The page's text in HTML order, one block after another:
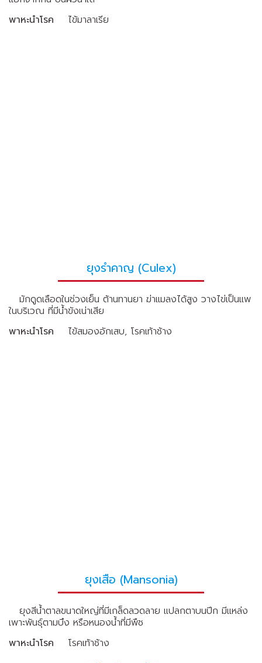
พาหะนำโรค
ไข้มาลาเรีย
ยุงรำคาญ (Culex)
มักดูดเลือดในช่วงเย็น ต้านทานยา ฆ่าแมลงได้สูง วางไข่เป็นแพ
ในบริเวณ ที่มีน้ำขังเน่าเสีย
พาหะนำโรค
ไข้สมองอักเสบ, โรคเท้าช้าง
ยุงเสือ (Mansonia)
ยุงสีน้ำตาลขนาดใหญ่ที่มีเกล็ดลวดลาย แปลกตาบนปีก มีแหล่ง
เพาะพันธุ์ตามบึง หรือหนองน้ำที่มีพืช
พาหะนำโรค
โรคเท้าช้าง